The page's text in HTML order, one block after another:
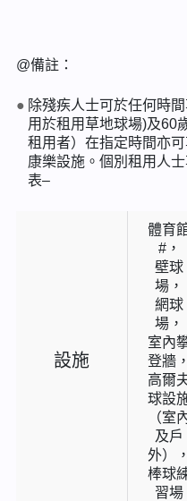
@備註：
除殘疾人士可於任何時
用於租用草地球場)及60
租用者）在指定時間亦
康樂設施。個別租用人
表–
設施
體育
#，
壁球
場，
網球
場，
室內
登牆，
高爾
球設
（室
及戶
外），
棒球
習場